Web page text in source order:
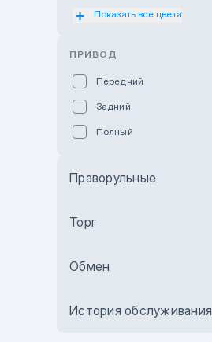
Оранжевый
Бежевый
Комбинированный
Показать все цвета
ПРИВОД
Передний
Задний
Полный
Праворульные
Торг
Обмен
История обслуживания